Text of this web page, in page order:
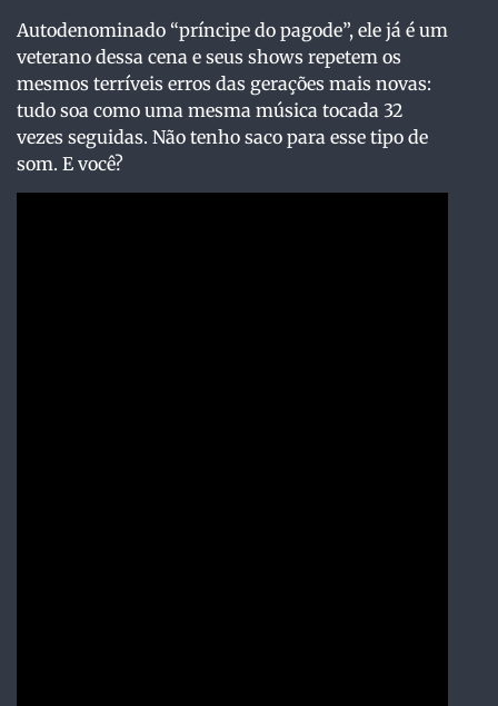
Autodenominado “príncipe do pagode”, ele já é um
veterano dessa cena e seus shows repetem os
mesmos terríveis erros das gerações mais novas:
tudo soa como uma mesma música tocada 32
vezes seguidas. Não tenho saco para esse tipo de
som. E você?